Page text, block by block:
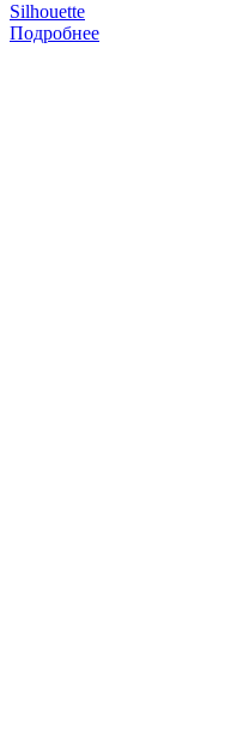
Silhouette
Подробнее